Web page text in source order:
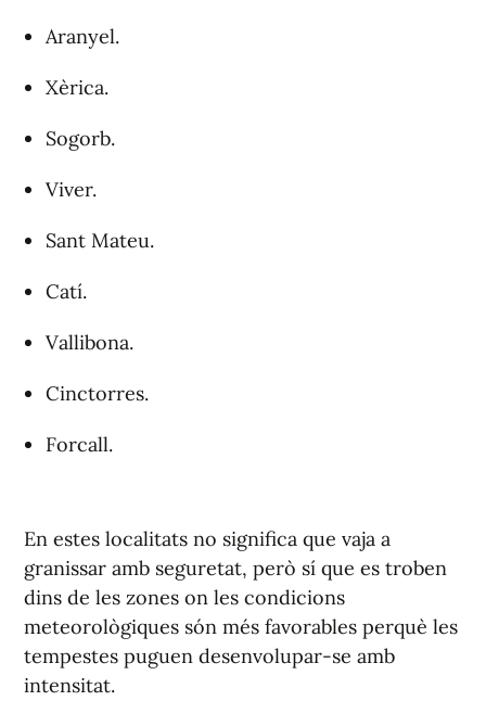
Aranyel.
Xèrica.
Sogorb.
Viver.
Sant Mateu.
Catí.
Vallibona.
Cinctorres.
Forcall.
En estes localitats no significa que vaja a
granissar amb seguretat, però sí que es troben
dins de les zones on les condicions
meteorològiques són més favorables perquè les
tempestes puguen desenvolupar-se amb
intensitat.